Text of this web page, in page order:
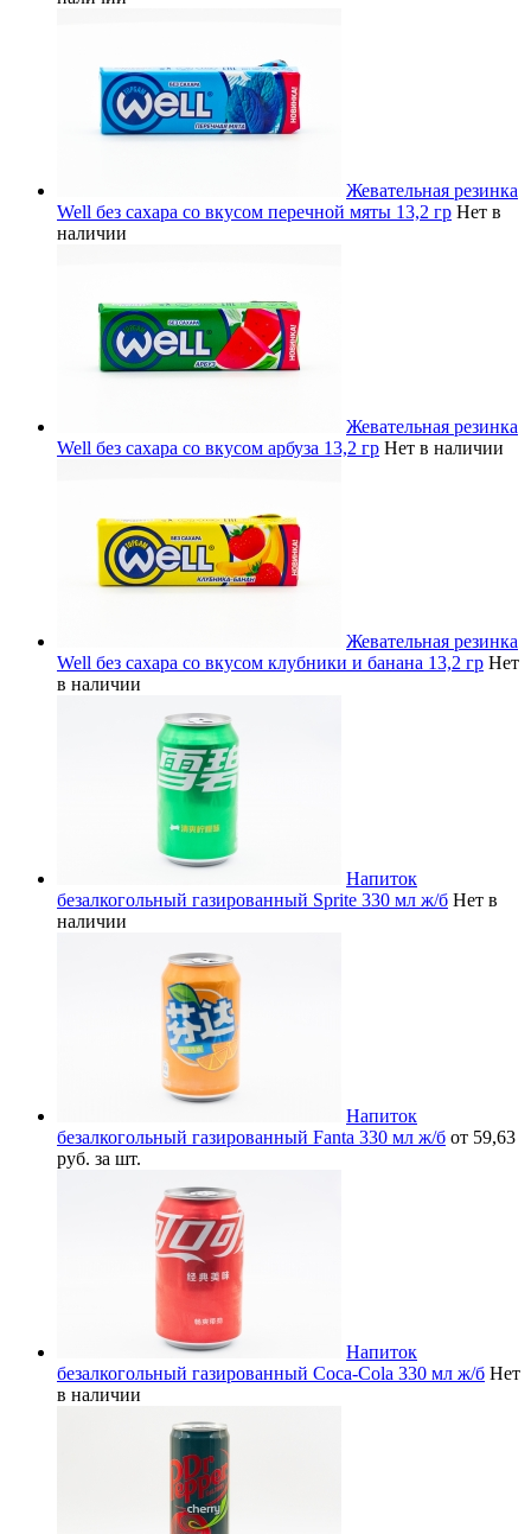
Жевательная резинка
Well без сахара со вкусом перечной мяты 13,2 гр Нет в
наличии
Жевательная резинка
Well без сахара со вкусом арбуза 13,2 гр Нет в наличии
Жевательная резинка
Well без сахара со вкусом клубники и банана 13,2 гр Нет
в наличии
Напиток
безалкогольный газированный Sprite 330 мл ж/б Нет в
наличии
Напиток
безалкогольный газированный Fanta 330 мл ж/б от 59,63
руб. за шт.
Напиток
безалкогольный газированный Coca-Cola 330 мл ж/б Нет
в наличии